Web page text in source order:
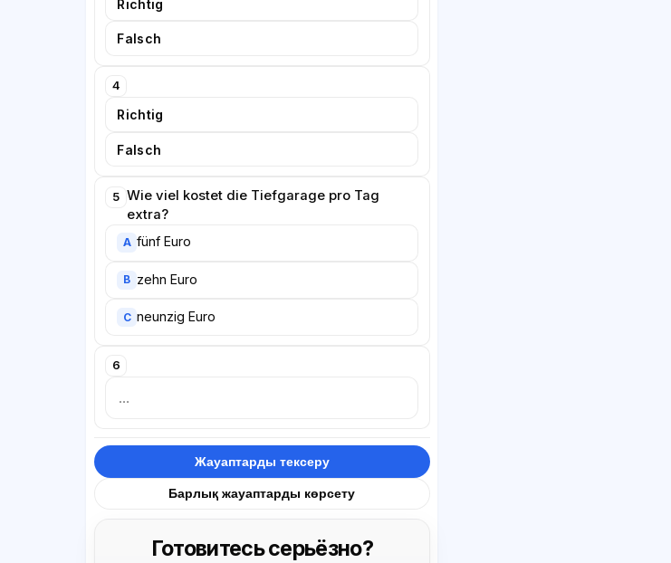
Richtig
Falsch
4
Richtig
Falsch
5 Wie viel kostet die Tiefgarage pro Tag
extra?
A fünf Euro
B zehn Euro
C neunzig Euro
6
Жауаптарды тексеру
Барлық жауаптарды көрсету
Готовитесь серьёзно?